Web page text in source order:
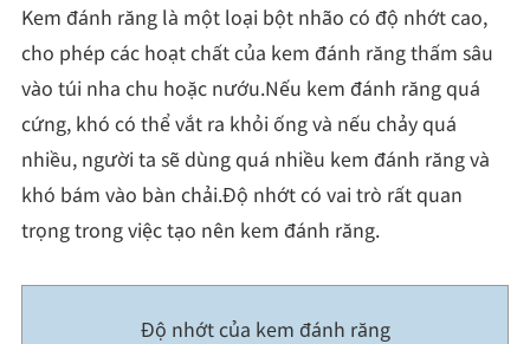
Kem đánh răng là một loại bột nhão có độ nhớt cao,
cho phép các hoạt chất của kem đánh răng thấm sâu
vào túi nha chu hoặc nướu.Nếu kem đánh răng quá
cứng, khó có thể vắt ra khỏi ống và nếu chảy quá
nhiều, người ta sẽ dùng quá nhiều kem đánh răng và
khó bám vào bàn chải.Độ nhớt có vai trò rất quan
trọng trong việc tạo nên kem đánh răng.
Độ nhớt của kem đánh răng